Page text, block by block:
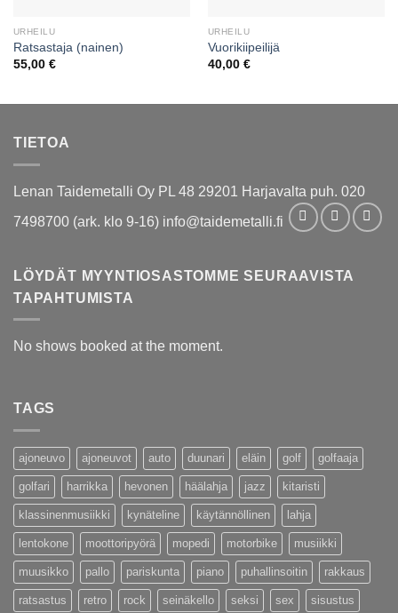
URHEILU
Ratsastaja (nainen)
55,00 €
URHEILU
Vuorikiipeilijä
40,00 €
TIETOA
Lenan Taidemetalli Oy PL 48 29201 Harjavalta puh. 020
7498700 (ark. klo 9-16) info@taidemetalli.fi
LÖYDÄT MYYNTIOSASTOMME SEURAAVISTA
TAPAHTUMISTA
No shows booked at the moment.
TAGS
ajoneuvo ajoneuvot auto duunari eläin golf golfaaja
golfari harrikka hevonen häälahja jazz kitaristi
klassinenmusiikki kynäteline käytännöllinen lahja
lentokone moottoripyörä mopedi motorbike musiikki
muusikko pallo pariskunta piano puhallinsoitin rakkaus
ratsastus retro rock seinäkello seksi sex sisustus